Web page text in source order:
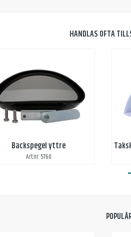
HANDLAS OFTA
Backspegel yttre
Art.nr: 5760